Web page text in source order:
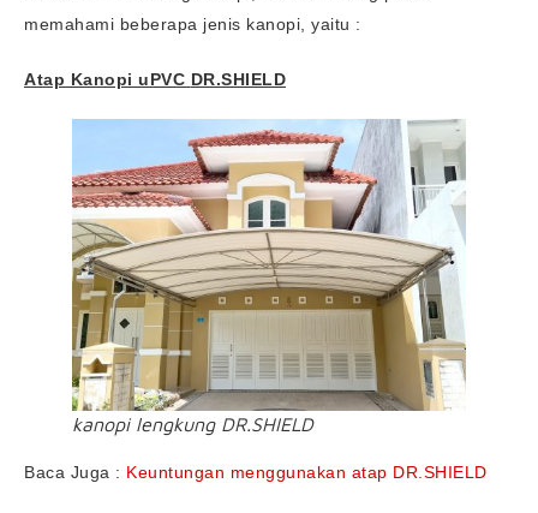
memahami beberapa jenis kanopi, yaitu :
Atap Kanopi uPVC DR.SHIELD
kanopi lengkung DR.SHIELD
Baca Juga : Keuntungan menggunakan atap DR.SHIELD